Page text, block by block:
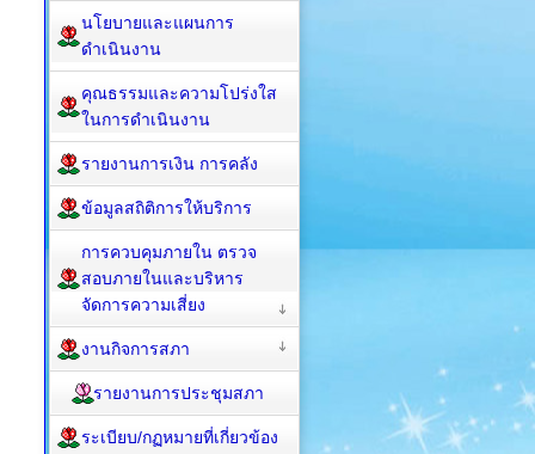
นโยบายและแผนการ
ดำเนินงาน
คุณธรรมและความโปร่งใส
ในการดำเนินงาน
รายงานการเงิน การคลัง
ข้อมูลสถิติการให้บริการ
การควบคุมภายใน ตรวจ
สอบภายในและบริหาร
จัดการความเสี่ยง
งานกิจการสภา
รายงานการประชุมสภา
ระเบียบ/กฏหมายที่เกี่ยวข้อง